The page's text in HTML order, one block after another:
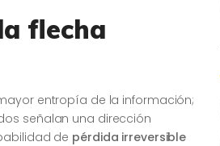
flecha
entropía de la información;
señalan una dirección
de pérdida irreversible